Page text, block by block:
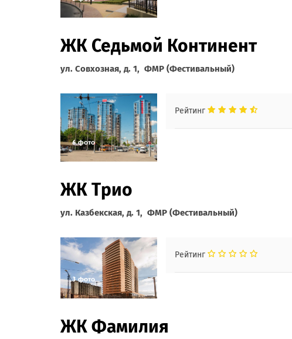
ЖК Седьмой Континент
ул. Совхозная, д. 1, ФМР (Фестивальный)
Рейтинг
ЖК Трио
ул. Казбекская, д. 1, ФМР (Фестивальный)
Рейтинг
ЖК Фамилия